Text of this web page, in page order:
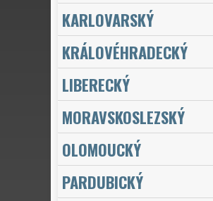
KARLOVARSKÝ
KRÁLOVÉHRADECKÝ
LIBERECKÝ
MORAVSKOSLEZSKÝ
OLOMOUCKÝ
PARDUBICKÝ